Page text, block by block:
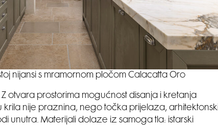
nijansi s mramornom pločom Calacatta Oro
otvara prostorima mogućnost disanja i kretanja
krila nije praznina, nego točka prijelaza, arhitektonski
unutra. Materijali dolaze iz samoga tla: istarski